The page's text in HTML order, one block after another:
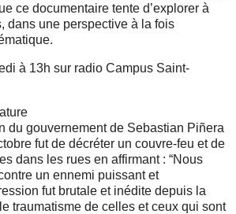
ce documentaire tente d’explorer à
dans une perspective à la fois
à 13h sur radio Campus Saint-
du gouvernement de Sebastian Piñera
fut de décréter un couvre-feu et de
dans les rues en affirmant : “Nous
un ennemi puissant et
fut brutale et inédite depuis la
traumatisme de celles et ceux qui sont